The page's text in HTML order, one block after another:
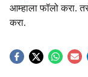
आम्हाला फॉलो करा.
करा.